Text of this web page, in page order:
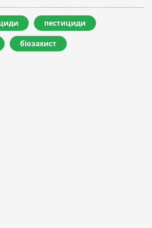
пестициди
біозахист